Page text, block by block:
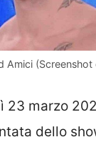
Amici (Screenshot
23 marzo
dello